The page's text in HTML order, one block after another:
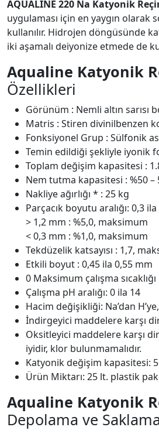
AQUALİNE 220 Na Katyonik
uygulaması için en yaygın olarak
kullanılır. Hidrojen döngüsünde
iki aşamalı deiyonize etmede de
Aqualine Katyonik
Özellikleri
Görünüm : Nemli altın sarısı
Matris : Stiren divinilbenzen
Fonksiyonel Grup : Sülfonik
Temin edildiği şekliyle iyonik
Toplam değişim kapasitesi :
Nem tutma kapasitesi : %50 –
Nakliye ağırlığı * : 25 kg
Parçacık boyutu aralığı: 0,3
> 1,2 mm : %5,0, maksimum
< 0,3 mm : %1,0, maksimum
Tekdüzelik katsayısı : 1,7,
Etkili boyut : 0,45 ila 0,55 mm
0 Maksimum çalışma sıcaklığı
Çalışma pH aralığı: 0 ila 14
Hacim değişikliği: Na’dan
İndirgeyici maddelere karşı
Oksitleyici maddelere karşı
iyidir, klor bulunmamalıdır.
Katyonik değişim kapasitesi:
Ürün Miktarı: 25 lt. plastik
Aqualine Katyonik
Depolama ve